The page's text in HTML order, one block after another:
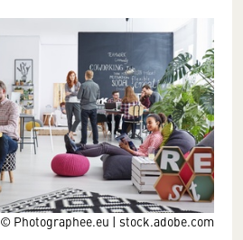
© Photographee.eu | stock.adobe.com